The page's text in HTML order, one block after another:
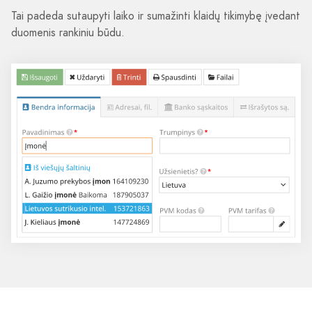
Tai padeda sutaupyti laiko ir sumažinti klaidų tikimybę įvedant
duomenis rankiniu būdu.